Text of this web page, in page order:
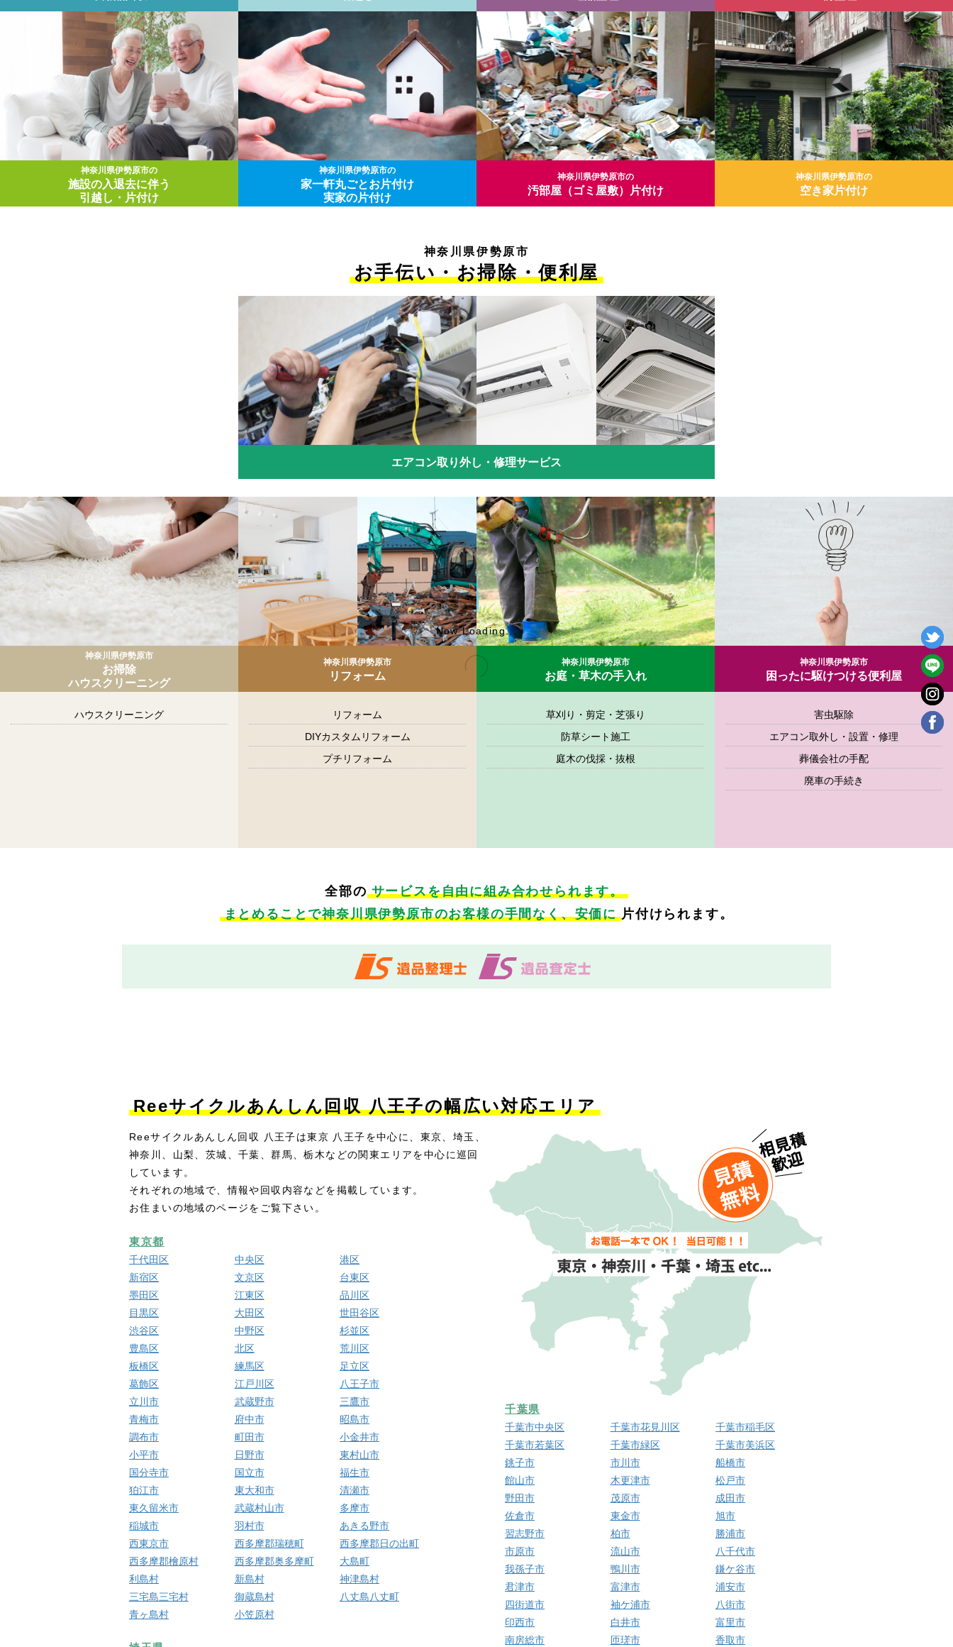
神奈川県伊勢原市の
施設の入退去に伴う
引越し・片付け
神奈川県伊勢原市の
家一軒丸ごとお片付け
実家の片付け
神奈川県伊勢原市の
汚部屋（ゴミ屋敷）片付け
神奈川県伊勢原市の
空き家片付け
神奈川県伊勢原市
お手伝い・お掃除・便利屋
エアコン取り外し・修理サービス
神奈川県伊勢原市
お掃除
ハウスクリーニング
ハウスクリーニング
神奈川県伊勢原市
リフォーム
リフォーム
DIYカスタムリフォーム
プチリフォーム
神奈川県伊勢原市
お庭・草木の手入れ
草刈り・剪定・芝張り
防草シート施工
庭木の伐採・抜根
神奈川県伊勢原市
困ったに駆けつける便利屋
害虫駆除
エアコン取外し・設置・修理
葬儀会社の手配
廃車の手続き
全部の サービスを自由に組み合わせられます。
まとめることで神奈川県伊勢原市のお客様の手間なく、安価に 片付けられます。
Reeサイクルあんしん回収 八王子の幅広い対応エリア
Reeサイクルあんしん回収 八王子は東京 八王子を中心に、東京、埼玉、
神奈川、山梨、茨城、千葉、群馬、栃木などの関東エリアを中心に巡回
しています。
それぞれの地域で、情報や回収内容などを掲載しています。
お住まいの地域のページをご覧下さい。
東京都
千代田区 中央区
港区
新宿区
文京区
台東区
墨田区
江東区
品川区
目黒区
大田区
世田谷区
渋谷区
中野区
杉並区
豊島区
北区
荒川区
板橋区
練馬区
足立区
葛飾区
江戸川区
八王子市
立川市
武蔵野市
三鷹市
青梅市
府中市
昭島市
調布市
町田市
小金井市
小平市
日野市
東村山市
国分寺市
国立市
福生市
狛江市
東大和市
清瀬市
東久留米市
武蔵村山市
多摩市
稲城市
羽村市
あきる野市
西東京市
西多摩郡瑞穂町
西多摩郡日の出町
西多摩郡檜原村
西多摩郡奥多摩町
大島町
利島村
新島村
神津島村
三宅島三宅村
御蔵島村
八丈島八丈町
青ヶ島村
小笠原村
千葉県
千葉市中央区 千葉市花見川区
千葉市稲毛区
千葉市若葉区
千葉市緑区
千葉市美浜区
銚子市
市川市
船橋市
館山市
木更津市
松戸市
野田市
茂原市
成田市
佐倉市
東金市
旭市
習志野市
柏市
勝浦市
市原市
流山市
八千代市
我孫子市
鴨川市
鎌ケ谷市
君津市
富津市
浦安市
四街道市
袖ケ浦市
八街市
印西市
白井市
富里市
南房総市
匝瑳市 香取市